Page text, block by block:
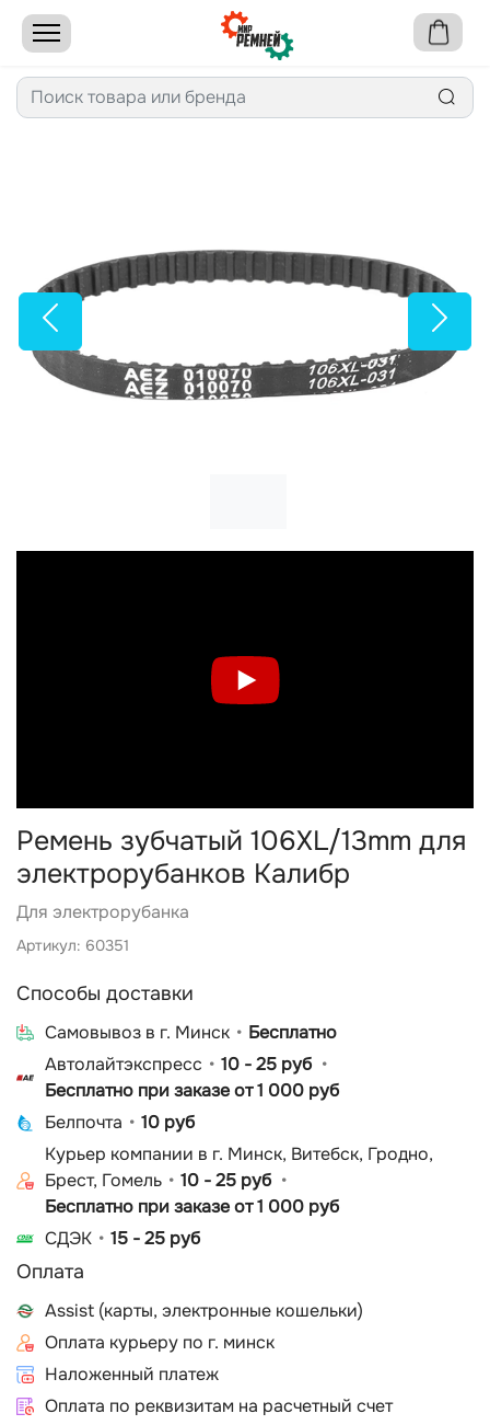
Ремень зубчатый 106XL/13mm для
электрорубанков Калибр
Для электрорубанка
Артикул: 60351
Способы доставки
Cамовывоз в г. Минск
Бесплатно
Автолайтэкспресс
10 - 25 руб
Бесплатно при заказе от 1 000 руб
Белпочта
10 руб
Курьер компании в г. Минск, Витебск, Гродно,
Брест, Гомель
10 - 25 руб
Бесплатно при заказе от 1 000 руб
СДЭК
15 - 25 руб
Оплата
Assist (карты, электронные кошельки)
Оплата курьеру по г. минск
Наложенный платеж
Оплата по реквизитам на расчетный счет